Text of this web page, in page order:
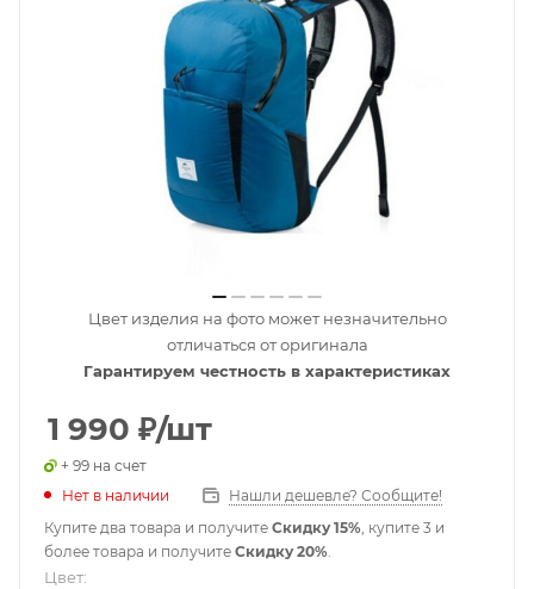
Цвет изделия на фото может незначительно
отличаться от оригинала
Гарантируем честность в характеристиках
1 990 ₽/шт
+ 99 на счет
Нет в наличии
Нашли дешевле? Сообщите!
Купите два товара и получите Скидку 15%, купите 3 и
более товара и получите Скидку 20%.
Цвет: